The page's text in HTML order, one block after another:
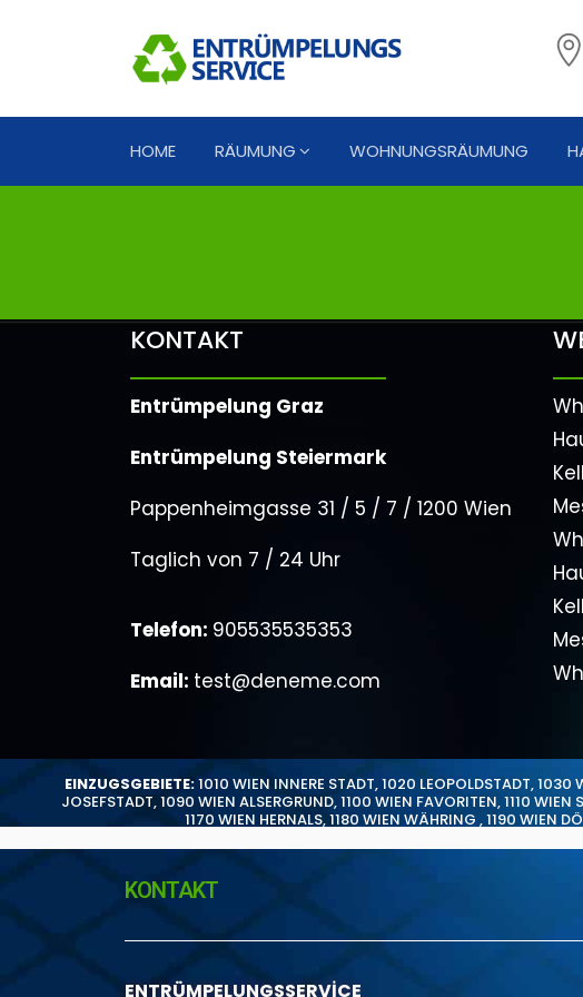
HOME RÄUMUNG WOHNUNGSRÄUMUNG
KONTAKT
Entrümpelung Graz
Entrümpelung Steiermark
Pappenheimgasse 31 / 5 / 7 / 1200 Wien
Taglich von 7 / 24 Uhr
Telefon: 905535535353
Email: test@deneme.com
EINZUGSGEBIETE:1010 WIEN INNERE STADT,1020 LEOPOLDSTADT,1030
JOSEFSTADT,1090 WIEN ALSERGRUND,1100 WIEN FAVORITEN,1110 WIEN
1170 WIEN HERNALS,1180 WIEN WÄHRING ,1190 WIEN
KONTAKT
ENTRÜMPELUNGSSERVİCE